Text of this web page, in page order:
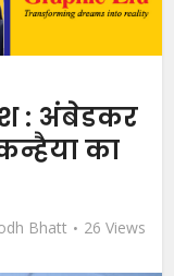
: अंबेडकर
का
Bhatt 26 Views